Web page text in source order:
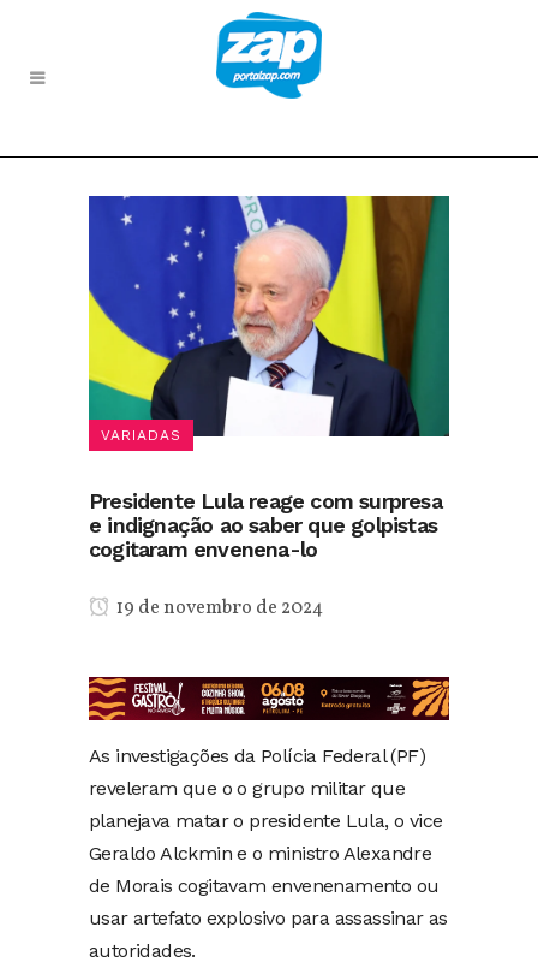
VARIADAS
Presidente Lula reage com surpresa
e indignação ao saber que golpistas
cogitaram envenena-lo
19 de novembro de 2024
As investigações da Polícia Federal (PF)
reveleram que o o grupo militar que
planejava matar o presidente Lula, o vice
Geraldo Alckmin e o ministro Alexandre
de Morais cogitavam envenenamento ou
usar artefato explosivo para assassinar as
autoridades.